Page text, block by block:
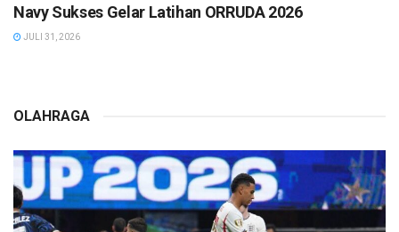
Navy Sukses Gelar Latihan ORRUDA 2026
JULI 31, 2026
OLAHRAGA